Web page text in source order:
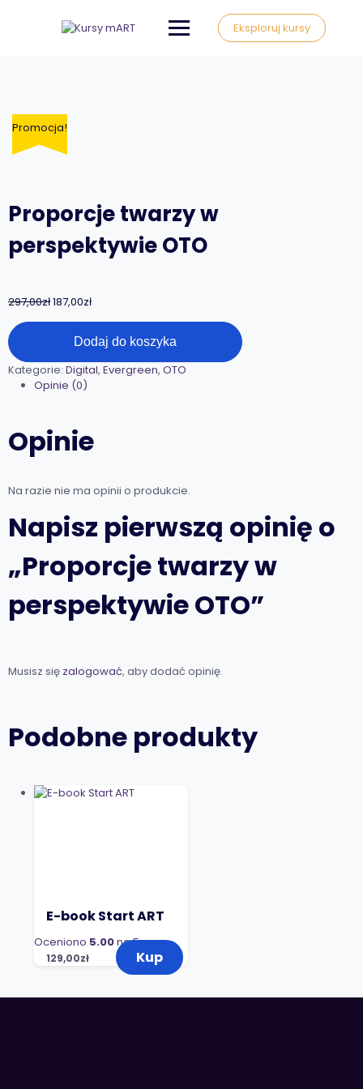
Eksploruj kursy
Promocja!
Proporcje twarzy w
perspektywie OTO
297,00zł187,00zł
Dodaj do koszyka
Kategorie: Digital, Evergreen, OTO
Opinie (0)
Opinie
Na razie nie ma opinii o produkcie.
Napisz pierwszą opinię o
„Proporcje twarzy w
perspektywie OTO”
Musisz się zalogować, aby dodać opinię.
Podobne produkty
E-book Start ART
Oceniono 5.00na 5
129,00zł Kup